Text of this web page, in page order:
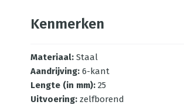
Kenmerken
Materiaal: Staal
Aandrijving: 6-kant
Lengte (in mm): 25
Uitvoering: zelfborend